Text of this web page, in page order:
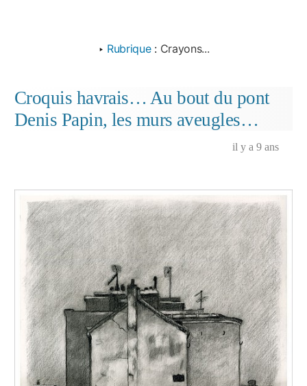
‣ Rubrique : Crayons...
Croquis havrais… Au bout du pont
Denis Papin, les murs aveugles…
il y a 9 ans